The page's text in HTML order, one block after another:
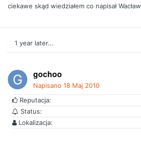
ciekawe skąd wiedziałem co napisał Wacław
1 year later...
gochoo
Napisano 18 Maj 2010
Reputacja:
Status:
Lokalizacja: